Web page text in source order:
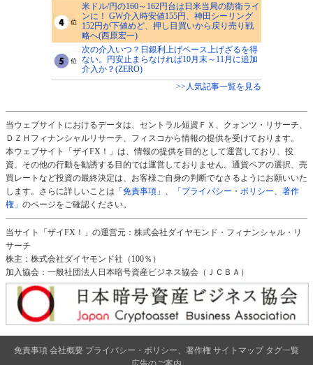
米ドル/円の160～162円台は日米当局の防衛ライ
ンに！ GW介入時安値155円、神田シーリング
152円が下値めど、押し目買いから戻り売り戦
略へ(西原宏一)
次の介入いつ？日銀利上げペース上げざるを得
ない。円安止まらなければ10月末～11月に追加
介入か？(ZERO)
>>人気記事一覧を見る
当ウェブサイトにおけるデータは、セントラル短資ＦＸ、クォンツ・リサーチ、
ＤＺＨフィナンシャルリサーチ、フィスコから情報の提供を受けております。
本ウェブサイト「ザイFX！」は、情報の提供を目的として運営しており、投
資、その他の行動を勧誘する目的では運営しておりません。通貨ペアの選択、売
買レートなど投資の最終決定は、お客様ご自身の判断でなさるようにお願いいた
します。さらに詳しいことは 「免責事項」
「プライバシー・ポリシー、著作
権」 のページをご確認ください。
当サイト「ザイFX！」の運営元：株式会社ダイヤモンド・フィナンシャル・リ
サーチ
株主：株式会社ダイヤモンド社（100％）
加入協会：一般社団法人日本暗号資産ビジネス協会（ＪＣＢＡ）
免責事項 会社概要 プライバシー・ポリシー、著作権 サイトマップ タグ一覧